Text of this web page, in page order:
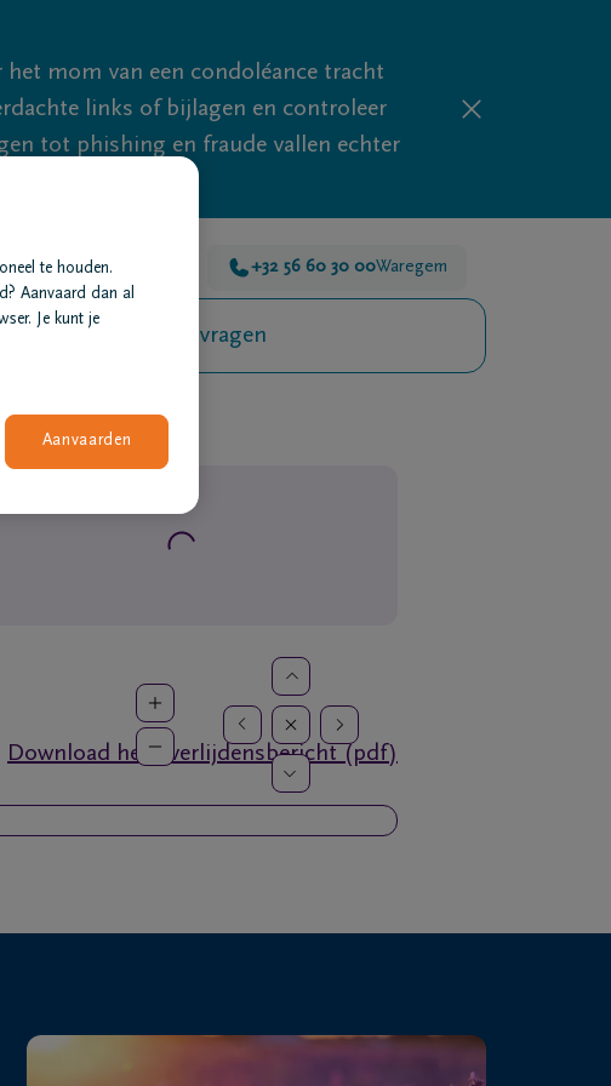
mom van een condoléance tracht
links of bijlagen en controleer
tot phishing en fraude vallen echter
zijn er voor je 24u/24 +32 56 60 30 00Waregem
Veelgestelde vragen
Download het overlijdensbericht (pdf)
te houden.
Aanvaard dan al
Je kunt je
Aanvaarden